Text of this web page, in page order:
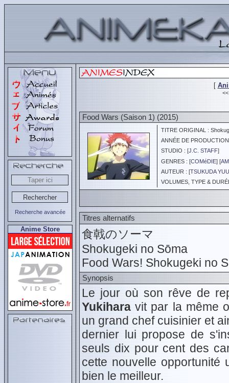
Recherche avancée
Anime Store
[
Food Wars (Saison 1) (2015)
TITRE ORIGINAL :
ANNÉE DE
STUDIO : [J.C. STAFF]
GENRES : [COMéDIE] [
AUTEUR : [TSUKUDA
VOLUMES, TYPE &
Titres alternatifs
食戟のソーマ
Shokugeki no Sōma
Food Wars! Shokugeki no
Synopsis
Le jour où son rêve de
Yukihara vit par la même
un grand chef cuisinier et
dernier lui propose de
seuls dix pour cent des
cette nouvelle
bien le meilleur.